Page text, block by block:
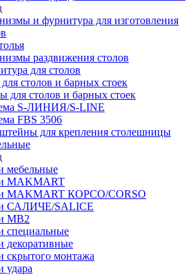
и фурнитура для изготовления
раздвижения столов
для столов
столов и барных стоек
для столов и барных стоек
S-ЛИНИЯ/S-LINE
FBS 3506
для крепления столешницы
мебельные
MAKMART
MAKMART КОРСО/CORSO
САЛИЧЕ/SALICE
MB2
специальные
декоративные
скрытого монтажа
удара